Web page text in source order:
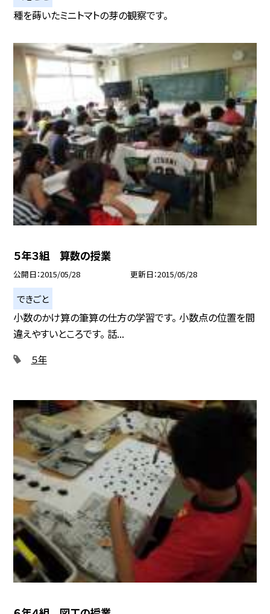
種を蒔いたミニトマトの芽の観察です。
５年３組 算数の授業
公開日 2015/05/28 更新日 2015/05/28
できごと
小数のかけ算の筆算の仕方の学習です。 小数点の位置を間
違えやすいところです。 話...
５年